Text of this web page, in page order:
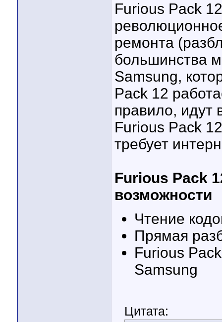
Furious Pack
ремонта
большинства
Samsung,
Pack 12
правило, идут
Furious Pack
требует
Furious Pack
возможности
Чтение
Прямая
Furious
Samsung
Цитата: